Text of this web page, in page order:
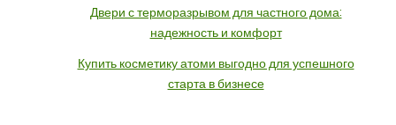
Двери с терморазрывом для частного дома:
надежность и комфорт
Купить косметику атоми выгодно для успешного
старта в бизнесе